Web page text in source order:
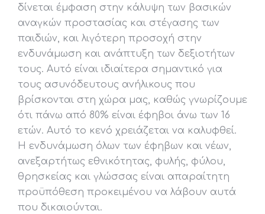
δίνεται έμφαση στην κάλυψη των βασικών
αναγκών προστασίας και στέγασης των
παιδιών, και λιγότερη προσοχή στην
ενδυνάμωση και ανάπτυξη των δεξιοτήτων
τους. Αυτό είναι ιδιαίτερα σημαντικό για
τους ασυνόδευτους ανήλικους που
βρίσκονται στη χώρα μας, καθώς γνωρίζουμε
ότι πάνω από 80% είναι έφηβοι άνω των 16
ετών. Αυτό το κενό χρειάζεται να καλυφθεί.
Η ενδυνάμωση όλων των έφηβων και νέων,
ανεξαρτήτως εθνικότητας, φυλής, φύλου,
θρησκείας και γλώσσας είναι απαραίτητη
προϋπόθεση προκειμένου να λάβουν αυτά
που δικαιούνται.